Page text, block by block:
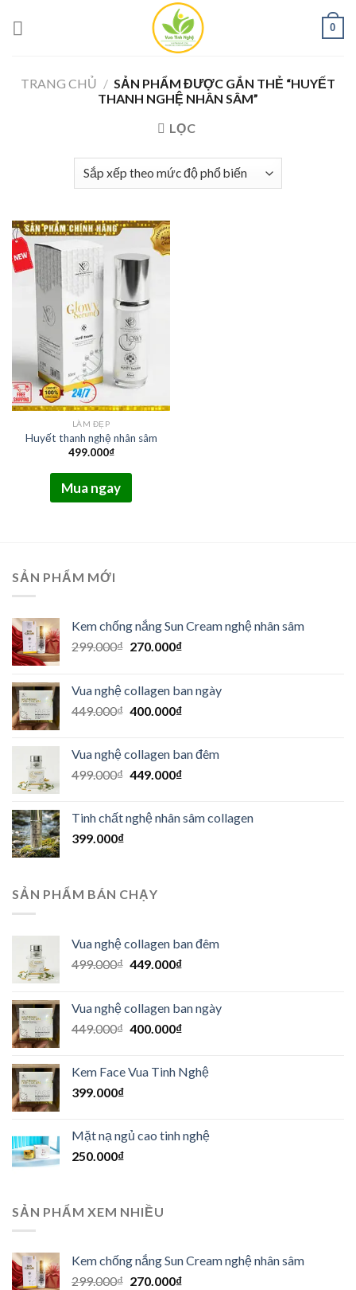
0
TRANG CHỦ / SẢN PHẨM ĐƯỢC GẮN THẺ “HUYẾT
THANH NGHỆ NHÂN SÂM”
LỌC
LÀM ĐẸP
Huyết thanh nghệ nhân sâm
499.000₫
Mua ngay
SẢN PHẨM MỚI
Kem chống nắng Sun Cream nghệ nhân sâm
299.000₫ Giá
299.000₫.
270.000₫Giá
là:
270.000₫.
Vua nghệ collagen ban ngày
449.000₫ Giá
449.000₫.
400.000₫Giá
là:
400.000₫.
Vua nghệ collagen ban đêm
499.000₫ Giá
499.000₫.
449.000₫Giá
là:
Tinh chất nghệ nhân sâm collagen
399.000₫
SẢN PHẨM BÁN CHẠY
Vua nghệ collagen ban đêm
499.000₫ Giá
499.000₫.
449.000₫Giá
là:
449.000₫.
Vua nghệ collagen ban ngày
449.000₫ Giá
449.000₫.
400.000₫Giá
là:
Kem Face Vua Tinh Nghệ
399.000₫
Mặt nạ ngủ cao tinh nghệ
250.000₫
SẢN PHẨM XEM NHIỀU
Kem chống nắng Sun Cream nghệ nhân sâm
299.000₫ Giá
270.000₫Giá